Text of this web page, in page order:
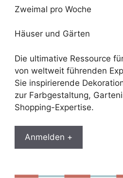
Zweimal pro Woche
Häuser und Gärten
Die ultimative Ressource
von weltweit führenden
Sie inspirierende
zur Farbgestaltung,
Shopping-Expertise.
Anmelden +